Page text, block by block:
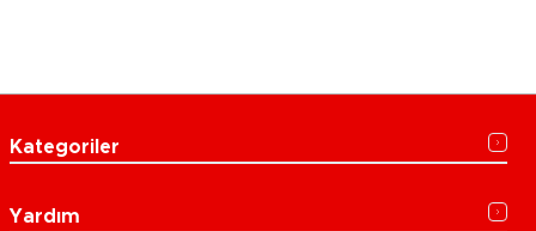
Kategoriler
Yardım